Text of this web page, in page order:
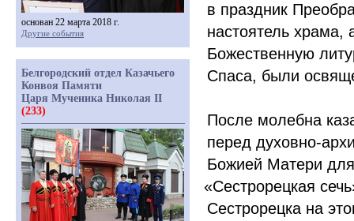
в праздник
настоятель храма,
Божественную
Спаса, были
После молебна
перед духовно-
Божией Матери для
«Сестрорецкая
Сестрорецка на
основан 22 марта 2018 г.
Другие события
Белгородский отдел Казачьего
Конвоя Памяти
Царя Мученика Николая II
(233)